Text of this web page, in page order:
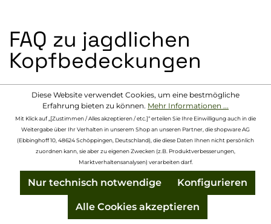
FAQ zu jagdlichen
Kopfbedeckungen
Welche Kopfbedeckung eignet sich für
den Winter bei der Jagd?
Für kalte Temperaturen sind gefütterte
Jagdmützen oder Beanies aus Materialien wie Wolle
oder Fleece ideal. Modelle mit Windstopper- oder
Membran-Technologie schützen zusätzlich vor
kaltem Wind und sorgen dafür, dass du auch bei
langen Ansitzen warm bleibst.
Diese Website verwendet Cookies, um eine bestmögliche
Erfahrung bieten zu können. Mehr Informationen ...
Mit Klick auf „[Zustimmen / Alles akzeptieren / etc.]“ erteilen Sie Ihre Einwilligung auch in die
Weitergabe über Ihr Verhalten in unserem Shop an unseren Partner, die shopware AG
(Ebbinghoff 10, 48624 Schöppingen, Deutschland), die diese Daten Ihnen nicht persönlich
zuordnen kann, sie aber zu eigenen Zwecken (z.B. Produktverbesserungen,
Marktverhaltensanalysen) verarbeiten darf.
Nur technisch notwendige Konfigurieren
Alle Cookies akzeptieren